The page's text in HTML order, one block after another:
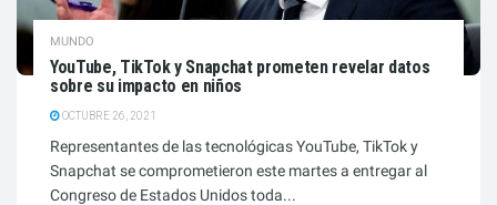
MUNDO
YouTube, TikTok y Snapchat prometen revelar datos
sobre su impacto en niños
OCTUBRE 26, 2021
Representantes de las tecnológicas YouTube, TikTok y
Snapchat se comprometieron este martes a entregar al
Congreso de Estados Unidos toda...